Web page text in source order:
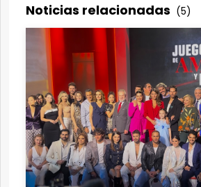
Noticias relacionadas (5)